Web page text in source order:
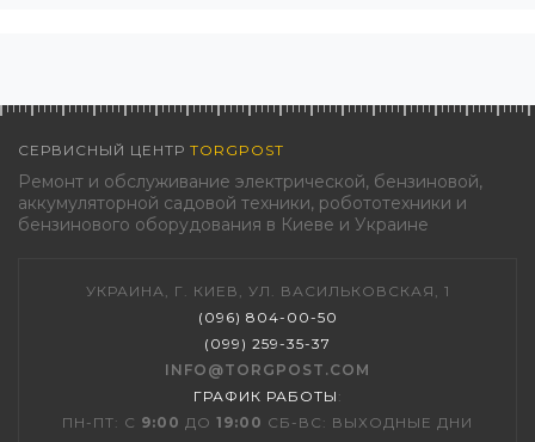
СЕРВИСНЫЙ ЦЕНТР TORGPOST
Ремонт и обслуживание электрической, бензиновой,
аккумуляторной садовой техники, робототехники и
бензинового оборудования в Киеве и Украине
УКРАИНА, Г. КИЕВ, УЛ. ВАСИЛЬКОВСКАЯ, 1
(096) 804-00-50
(099) 259-35-37
INFO@TORGPOST.COM
ГРАФИК РАБОТЫ :
ПН-ПТ: С 9:00 ДО 19:00 СБ-ВС: ВЫХОДНЫЕ ДНИ